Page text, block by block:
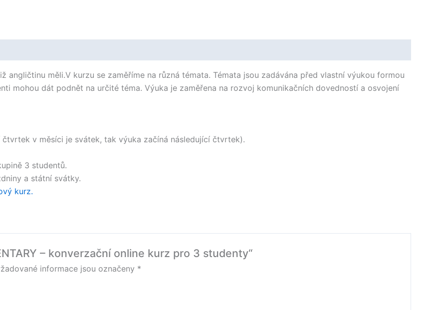
angličtinu měli.V kurzu se zaměříme na různá témata. Témata jsou zadávána před vlastní výukou formou
mohou dát podnět na určité téma. Výuka je zaměřena na rozvoj komunikačních dovedností a osvojení
v měsíci je svátek, tak výuka začíná následující čtvrtek).
3 studentů.
a státní svátky.​
kurz.
– konverzační online kurz pro 3 studenty​“
informace jsou označeny *